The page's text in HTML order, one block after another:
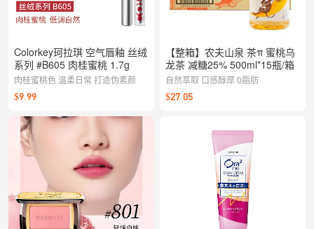
Colorkey珂拉琪 空气唇釉 丝绒
系列 #B605 肉桂蜜桃 1.7g
肉桂蜜桃色 温柔日常 打造伪素颜
$9.99
【整箱】农夫山泉 茶π 蜜桃乌
龙茶 减糖25% 500ml*15瓶/箱
自然萃取 口感醇厚 0脂肪
$27.05